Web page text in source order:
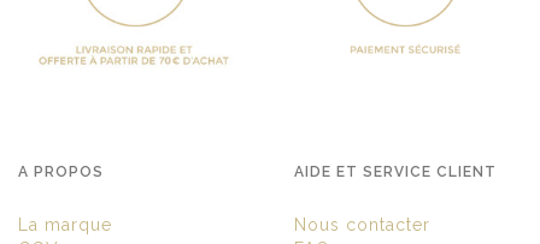
A PROPOS
La marque
AIDE ET SERVICE CLIENT
Nous contacter